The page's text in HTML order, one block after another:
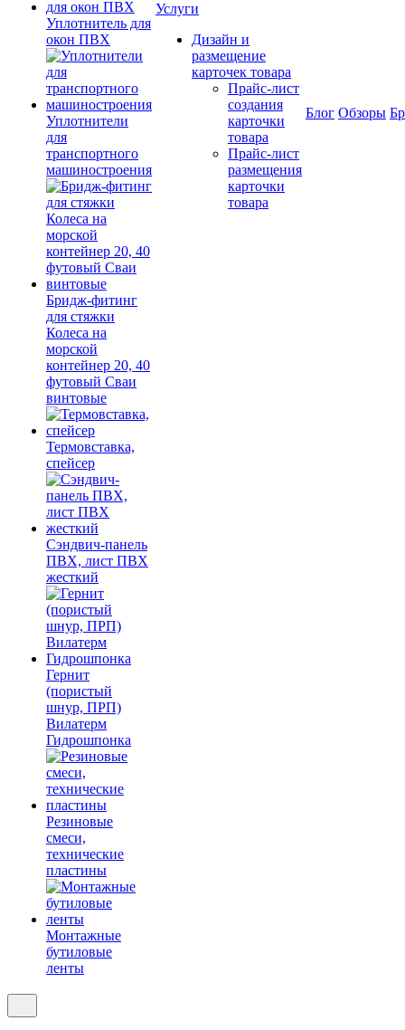
Уплотнитель для
окон ПВХ
Уплотнители
для
транспортного
машиностроения
Бридж-фитинг
для стяжки
Колеса на
морской
контейнер 20, 40
футовый Сваи
винтовые
Термовставка,
спейсер
Сэндвич-панель
ПВХ, лист ПВХ
жесткий
Гернит
(пористый
шнур, ПРП)
Вилатерм
Гидрошпонка
Резиновые
смеси,
технические
пластины
Монтажные
бутиловые
ленты
Услуги
Дизайн и
размещение
карточек товара
Прайс-лист
создания
карточки
товара
Прайс-лист
размещения
карточки
товара
Блог Обзоры